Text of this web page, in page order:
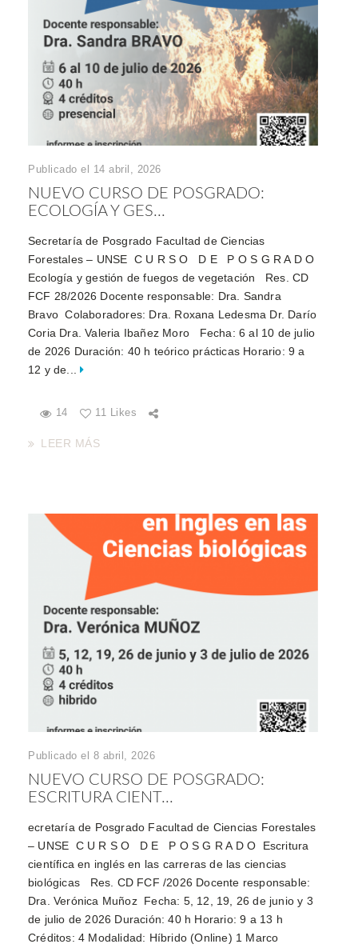
Publicado el 14 abril, 2026
NUEVO CURSO DE POSGRADO:
ECOLOGÍA Y GES...
Secretaría de Posgrado Facultad de Ciencias
Forestales – UNSE C U R S O D E P O S G R A D O
Ecología y gestión de fuegos de vegetación Res. CD
FCF 28/2026 Docente responsable: Dra. Sandra
Bravo Colaboradores: Dra. Roxana Ledesma Dr. Darío
Coria Dra. Valeria Ibañez Moro Fecha: 6 al 10 de julio
de 2026 Duración: 40 h teórico prácticas Horario: 9 a
12 y de...
14 11 Likes
LEER MÁS
Publicado el 8 abril, 2026
NUEVO CURSO DE POSGRADO:
ESCRITURA CIENT...
ecretaría de Posgrado Facultad de Ciencias Forestales
– UNSE C U R S O D E P O S G R A D O Escritura
científica en inglés en las carreras de las ciencias
biológicas Res. CD FCF /2026 Docente responsable:
Dra. Verónica Muñoz Fecha: 5, 12, 19, 26 de junio y 3
de julio de 2026 Duración: 40 h Horario: 9 a 13 h
Créditos: 4 Modalidad: Híbrido (Online) 1 Marco